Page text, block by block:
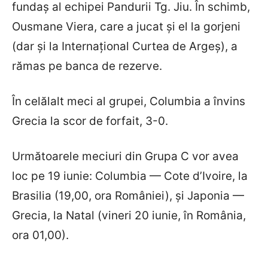
fundaș al echipei Pandurii Tg. Jiu. În schimb,
Ousmane Viera, care a jucat și el la gorjeni
(dar și la Internațional Curtea de Argeș), a
rămas pe banca de rezerve.
În celălalt meci al grupei, Columbia a învins
Grecia la scor de forfait, 3-0.
Următoarele meciuri din Grupa C vor avea
loc pe 19 iunie: Columbia — Cote d’Ivoire, la
Brasilia (19,00, ora României), și Japonia —
Grecia, la Natal (vineri 20 iunie, în România,
ora 01,00).